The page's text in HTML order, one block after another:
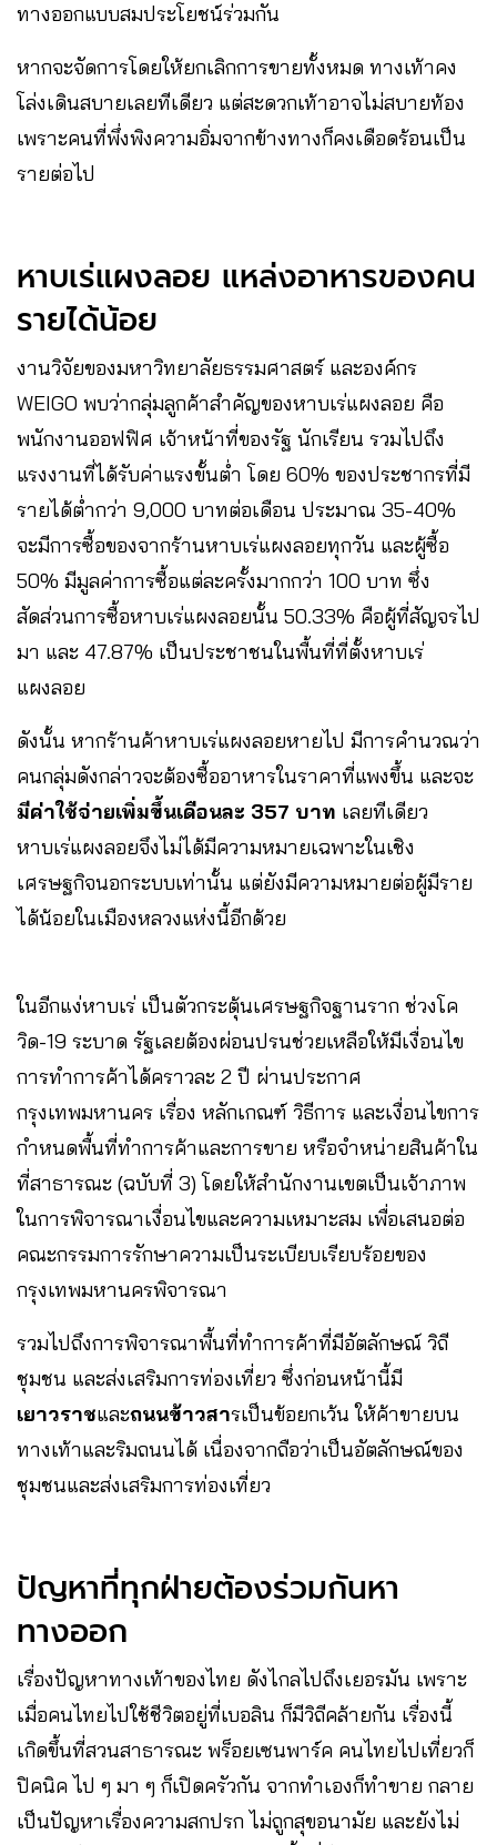
ทางออกแบบสมประโยชน์ร่วมกัน
หากจะจัดการโดยให้ยกเลิกการขายทั้งหมด ทางเท้าคง
โล่งเดินสบายเลยทีเดียว แต่สะดวกเท้าอาจไม่สบายท้อง
เพราะคนที่พึ่งพิงความอิ่มจากข้างทางก็คงเดือดร้อนเป็น
รายต่อไป
หาบเร่แผงลอย แหล่งอาหารของคน
รายได้น้อย
งานวิจัยของมหาวิทยาลัยธรรมศาสตร์ และองค์กร
WEIGO พบว่ากลุ่มลูกค้าสำคัญของหาบเร่แผงลอย คือ
พนักงานออฟฟิศ เจ้าหน้าที่ของรัฐ นักเรียน รวมไปถึง
แรงงานที่ได้รับค่าแรงขั้นต่ำ โดย 60% ของประชากรที่มี
รายได้ต่ำกว่า 9,000 บาทต่อเดือน ประมาณ 35-40%
จะมีการซื้อของจากร้านหาบเร่แผงลอยทุกวัน และผู้ซื้อ
50% มีมูลค่าการซื้อแต่ละครั้งมากกว่า 100 บาท ซึ่ง
สัดส่วนการซื้อหาบเร่แผงลอยนั้น 50.33% คือผู้ที่สัญจรไป
มา และ 47.87% เป็นประชาชนในพื้นที่ที่ตั้งหาบเร่
แผงลอย
ดังนั้น หากร้านค้าหาบเร่แผงลอยหายไป มีการคำนวณว่า
คนกลุ่มดังกล่าวจะต้องซื้ออาหารในราคาที่แพงขึ้น และจะ
มีค่าใช้จ่ายเพิ่มขึ้นเดือนละ 357 บาท เลยทีเดียว
หาบเร่แผงลอยจึงไม่ได้มีความหมายเฉพาะในเชิง
เศรษฐกิจนอกระบบเท่านั้น แต่ยังมีความหมายต่อผู้มีราย
ได้น้อยในเมืองหลวงแห่งนี้อีกด้วย
ในอีกแง่หาบเร่ เป็นตัวกระตุ้นเศรษฐกิจฐานราก ช่วงโค
วิด-19 ระบาด รัฐเลยต้องผ่อนปรนช่วยเหลือให้มีเงื่อนไข
การทำการค้าได้คราวละ 2 ปี ผ่านประกาศ
กรุงเทพมหานคร เรื่อง หลักเกณฑ์ วิธีการ และเงื่อนไขการ
กำหนดพื้นที่ทำการค้าและการขาย หรือจำหน่ายสินค้าใน
ที่สาธารณะ (ฉบับที่ 3) โดยให้สำนักงานเขตเป็นเจ้าภาพ
ในการพิจารณาเงื่อนไขและความเหมาะสม เพื่อเสนอต่อ
คณะกรรมการรักษาความเป็นระเบียบเรียบร้อยของ
กรุงเทพมหานครพิจารณา
รวมไปถึงการพิจารณาพื้นที่ทำการค้าที่มีอัตลักษณ์ วิถี
ชุมชน และส่งเสริมการท่องเที่ยว ซึ่งก่อนหน้านี้มี
เยาวราชและถนนข้าวสารเป็นข้อยกเว้น ให้ค้าขายบน
ทางเท้าและริมถนนได้ เนื่องจากถือว่าเป็นอัตลักษณ์ของ
ชุมชนและส่งเสริมการท่องเที่ยว
ปัญหาที่ทุกฝ่ายต้องร่วมกันหา
ทางออก
เรื่องปัญหาทางเท้าของไทย ดังไกลไปถึงเยอรมัน เพราะ
เมื่อคนไทยไปใช้ชีวิตอยู่ที่เบอลิน ก็มีวิถีคล้ายกัน เรื่องนี้
เกิดขึ้นที่สวนสาธารณะ พร็อยเซนพาร์ค คนไทยไปเที่ยวก็
ปิคนิค ไป ๆ มา ๆ ก็เปิดครัวกัน จากทำเองก็ทำขาย กลาย
เป็นปัญหาเรื่องความสกปรก ไม่ถูกสุขอนามัย และยังไม่